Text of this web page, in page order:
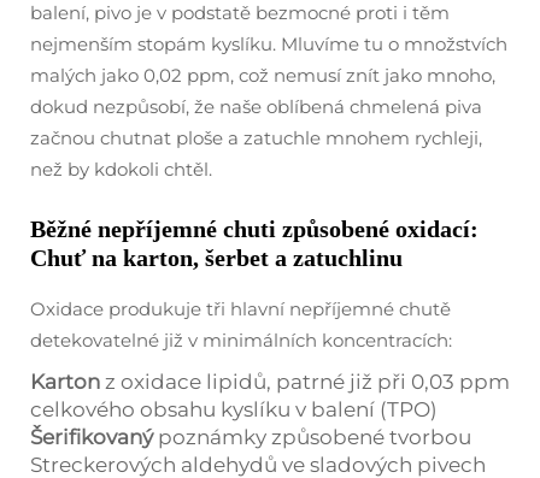
balení, pivo je v podstatě bezmocné proti i těm
nejmenším stopám kyslíku. Mluvíme tu o množstvích
malých jako 0,02 ppm, což nemusí znít jako mnoho,
dokud nezpůsobí, že naše oblíbená chmelená piva
začnou chutnat ploše a zatuchle mnohem rychleji,
než by kdokoli chtěl.
Běžné nepříjemné chuti způsobené oxidací:
Chuť na karton, šerbet a zatuchlinu
Oxidace produkuje tři hlavní nepříjemné chutě
detekovatelné již v minimálních koncentracích:
Karton z oxidace lipidů, patrné již při 0,03 ppm
celkového obsahu kyslíku v balení (TPO)
Šerifikovaný poznámky způsobené tvorbou
Streckerových aldehydů ve sladových pivech